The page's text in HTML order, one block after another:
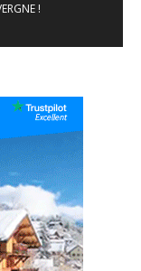
!
DANS LES
PLEIN MILIEU
ET DU